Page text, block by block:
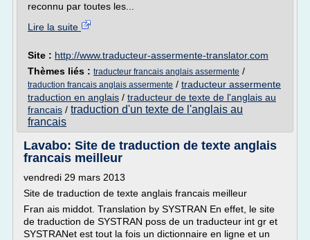
reconnu par toutes les...
Lire la suite
Site : http://www.traducteur-assermente-translator.com
Thèmes liés : traducteur francais anglais assermente /
traduction francais anglais assermente / traducteur assermente
traduction en anglais / traducteur de texte de l'anglais au
francais / traduction d'un texte de l'anglais au
francais
Lavabo: Site de traduction de texte anglais
francais meilleur
vendredi 29 mars 2013
Site de traduction de texte anglais francais meilleur
Fran ais middot. Translation by SYSTRAN En effet, le site
de traduction de SYSTRAN poss de un traducteur int gr et
SYSTRANet est tout la fois un dictionnaire en ligne et un